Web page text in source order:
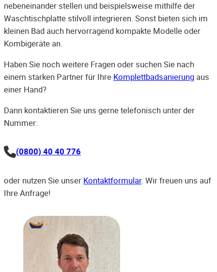
nebeneinander stellen und beispielsweise mithilfe der
Waschtischplatte stilvoll integrieren. Sonst bieten sich im
kleinen Bad auch hervorragend kompakte Modelle oder
Kombigeräte an.
Haben Sie noch weitere Fragen oder suchen Sie nach
einem starken Partner für Ihre Komplettbadsanierung aus
einer Hand?
Dann kontaktieren Sie uns gerne telefonisch unter der
Nummer:
(0800) 40 40 776
oder nutzen Sie unser Kontaktformular. Wir freuen uns auf
Ihre Anfrage!